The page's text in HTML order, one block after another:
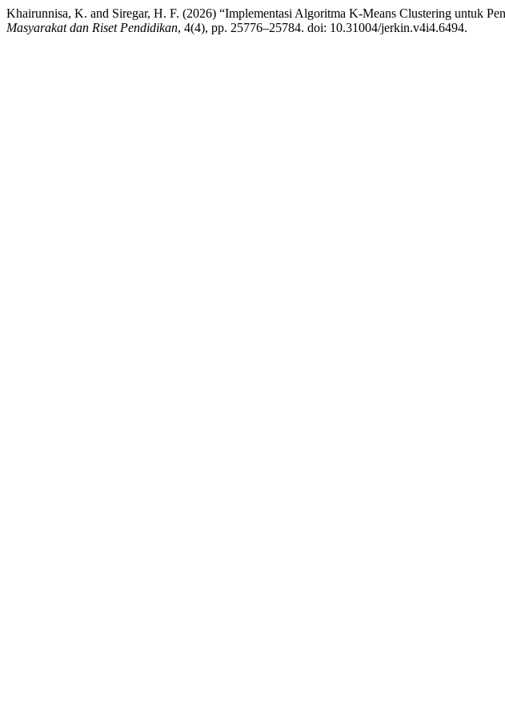
Khairunnisa, K. and Siregar, H. F. (2026) “Implementasi Algoritma K-Means Clustering untuk
Masyarakat dan Riset Pendidikan, 4(4), pp. 25776–25784. doi: 10.31004/jerkin.v4i4.6494.